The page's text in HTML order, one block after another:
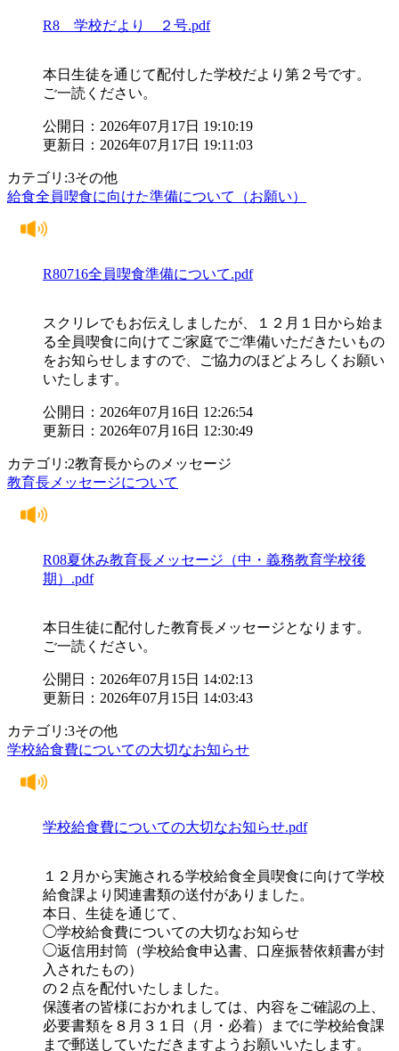
R8 学校だより ２号.pdf
本日生徒を通じて配付した学校だより第２号です。
ご一読ください。
公開日：2026年07月17日 19:10:19
更新日：2026年07月17日 19:11:03
カテゴリ:3その他
給食全員喫食に向けた準備について（お願い）
R80716全員喫食準備について.pdf
スクリレでもお伝えしましたが、１２月１日から始ま
る全員喫食に向けてご家庭でご準備いただきたいもの
をお知らせしますので、ご協力のほどよろしくお願い
いたします。
公開日：2026年07月16日 12:26:54
更新日：2026年07月16日 12:30:49
カテゴリ:2教育長からのメッセージ
教育長メッセージについて
R08夏休み教育長メッセージ（中・義務教育学校後
期）.pdf
本日生徒に配付した教育長メッセージとなります。
ご一読ください。
公開日：2026年07月15日 14:02:13
更新日：2026年07月15日 14:03:43
カテゴリ:3その他
学校給食費についての大切なお知らせ
学校給食費についての大切なお知らせ.pdf
１２月から実施される学校給食全員喫食に向けて学校
給食課より関連書類の送付がありました。
本日、生徒を通じて、
◯学校給食費についての大切なお知らせ
◯返信用封筒（学校給食申込書、口座振替依頼書が封
入されたもの）
の２点を配付いたしました。
保護者の皆様におかれましては、内容をご確認の上、
必要書類を８月３１日（月・必着）までに学校給食課
まで郵送していただきますようお願いいたします。